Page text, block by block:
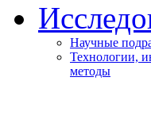
Научные
Технологии,
методы